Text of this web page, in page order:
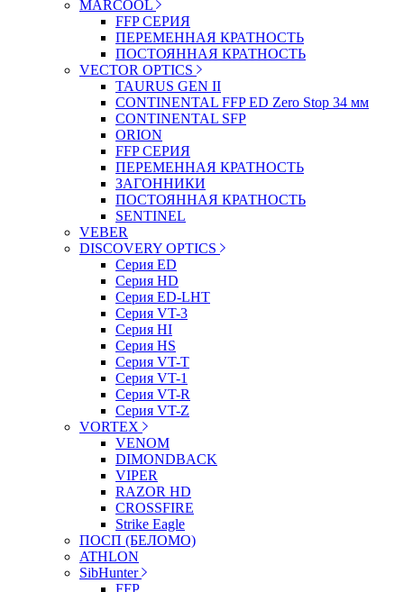
MARCOOL
FFP СЕРИЯ
ПЕРЕМЕННАЯ КРАТНОСТЬ
ПОСТОЯННАЯ КРАТНОСТЬ
VECTOR OPTICS
TAURUS GEN II
CONTINENTAL FFP ED Zero Stop 34 мм
CONTINENTAL SFP
ORION
FFP СЕРИЯ
ПЕРЕМЕННАЯ КРАТНОСТЬ
ЗАГОННИКИ
ПОСТОЯННАЯ КРАТНОСТЬ
SENTINEL
VEBER
DISCOVERY OPTICS
Серия ED
Серия HD
Серия ED-LHT
Серия VT-3
Серия HI
Серия HS
Серия VT-T
Серия VT-1
Серия VT-R
Серия VT-Z
VORTEX
VENOM
DIMONDBACK
VIPER
RAZOR HD
CROSSFIRE
Strike Eagle
ПОСП (БЕЛОМО)
ATHLON
SibHunter
FFP